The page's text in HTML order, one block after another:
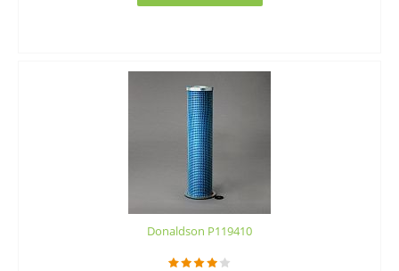
Donaldson P119410